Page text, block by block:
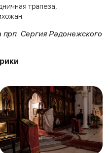
трапеза,
прп. Сергия Радонежского